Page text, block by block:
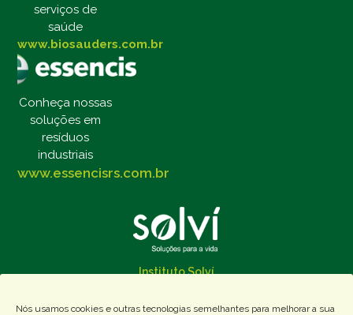
Nós usamos cookies e outras tecnologias semelhantes para melhorar a sua
serviços de
saúde
www.biosauders.com.br
Conheça nossas
soluções em
resíduos
industriais
www.essencisrs.com.br
Instituto Solví